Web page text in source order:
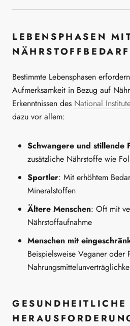
LEBENSPHASEN
NÄHRSTOFFBEDARF
Bestimmte Lebensphasen
Aufmerksamkeit in Bezug auf
Erkenntnissen des National
dazu vor allem:
Schwangere und stillende
zusätzliche Nährstoffe wie
Sportler: Mit erhöhtem
Mineralstoffen
Ältere Menschen: Oft mit
Nährstoffaufnahme
Menschen mit
Beispielsweise Veganer oder
GESUNDHEITLICHE